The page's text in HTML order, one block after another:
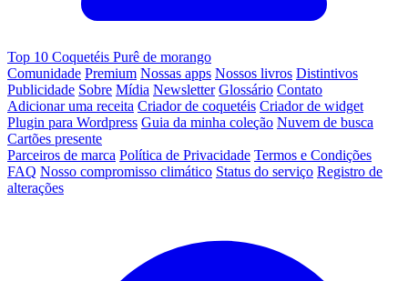
Top 10 Coquetéis Purê de morango
Comunidade Premium Nossas apps Nossos livros Distintivos
Publicidade Sobre Mídia Newsletter Glossário Contato
Adicionar uma receita Criador de coquetéis Criador de widget
Plugin para Wordpress Guia da minha coleção Nuvem de busca
Cartões presente
Parceiros de marca Política de Privacidade Termos e Condições
FAQ Nosso compromisso climático Status do serviço Registro de
alterações